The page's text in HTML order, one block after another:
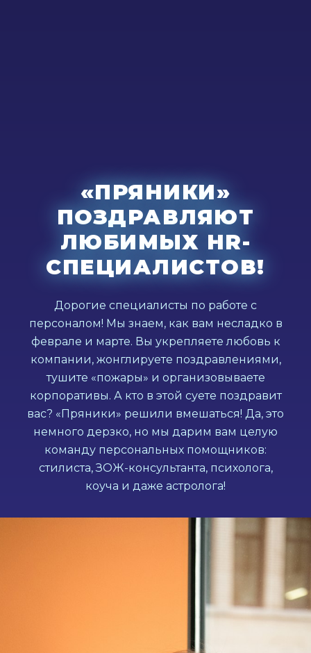
«ПРЯНИКИ»
ПОЗДРАВЛЯЮТ
ЛЮБИМЫХ HR-
СПЕЦИАЛИСТОВ!
Дорогие специалисты по работе с
персоналом! Мы знаем, как вам несладко в
феврале и марте. Вы укрепляете любовь к
компании, жонглируете поздравлениями,
тушите «пожары» и организовываете
корпоративы. А кто в этой суете поздравит
вас? «Пряники» решили вмешаться! Да, это
немного дерзко, но мы дарим вам целую
команду персональных помощников:
стилиста, ЗОЖ-консультанта, психолога,
коуча и даже астролога!